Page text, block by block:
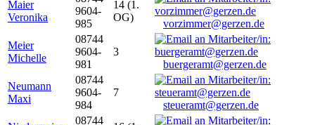
Maier
Veronika
9604-
985
14 (1.
OG)
vorzimmer@gerzen.de
Meier
Michelle
08744
9604-
981
3
buergeramt@gerzen.de
Neumann
Maxi
08744
9604-
984
7
steueramt@gerzen.de
08744